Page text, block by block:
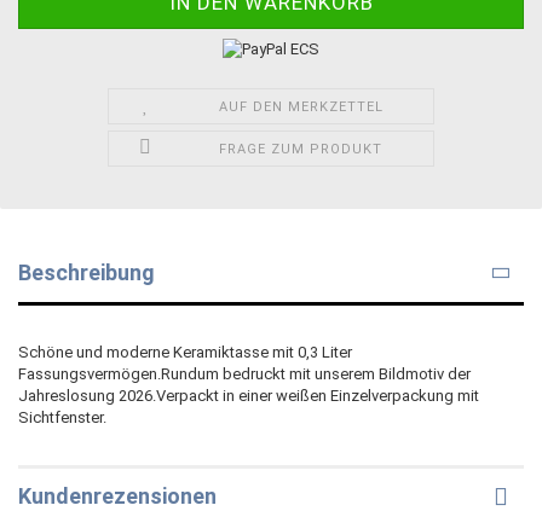
AUF DEN MERKZETTEL
FRAGE ZUM PRODUKT
Beschreibung
Schöne und moderne Keramiktasse mit 0,3 Liter
Fassungsvermögen.Rundum bedruckt mit unserem Bildmotiv der
Jahreslosung 2026.Verpackt in einer weißen Einzelverpackung mit
Sichtfenster.
Kundenrezensionen